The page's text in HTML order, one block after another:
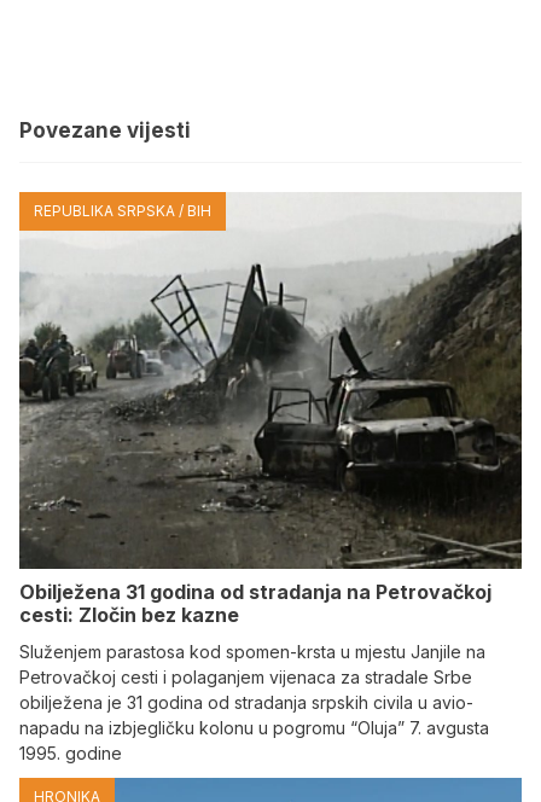
Povezane vijesti
REPUBLIKA SRPSKA / BIH
Obilježena 31 godina od stradanja na Petrovačkoj
cesti: Zločin bez kazne
Služenjem parastosa kod spomen-krsta u mjestu Janjile na
Petrovačkoj cesti i polaganjem vijenaca za stradale Srbe
obilježena je 31 godina od stradanja srpskih civila u avio-
napadu na izbjegličku kolonu u pogromu “Oluja” 7. avgusta
1995. godine
HRONIKA